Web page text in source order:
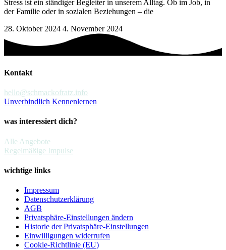
Stress ist ein ständiger Begleiter in unserem Alltag. Ob im Job, in
der Familie oder in sozialen Beziehungen – die
28. Oktober 2024 4. November 2024
Kontakt
hello@schmackofratz.info
Unverbindlich Kennenlernen
was interessiert dich?
Alle Angebote
Regelmäßige Impulse
wichtige links
Impressum
Datenschutzerklärung
AGB
Privatsphäre-Einstellungen ändern
Historie der Privatsphäre-Einstellungen
Einwilligungen widerrufen
Cookie-Richtlinie (EU)